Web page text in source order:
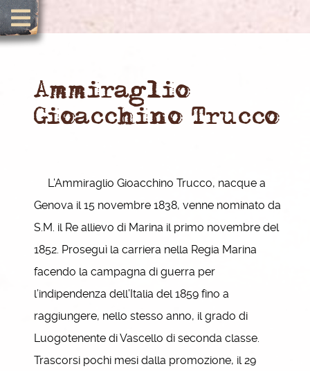
Ammiraglio
Gioacchino Trucco
L’Ammiraglio Gioacchino Trucco, nacque a
Genova il 15 novembre 1838, venne nominato da
S.M. il Re allievo di Marina il primo novembre del
1852. Proseguì la carriera nella Regia Marina
facendo la campagna di guerra per
l’indipendenza dell’Italia del 1859 fino a
raggiungere, nello stesso anno, il grado di
Luogotenente di Vascello di seconda classe.
Trascorsi pochi mesi dalla promozione, il 29